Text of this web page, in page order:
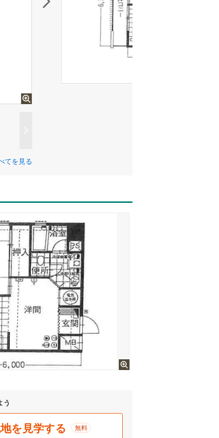
てを見る
う
を見学する 無料